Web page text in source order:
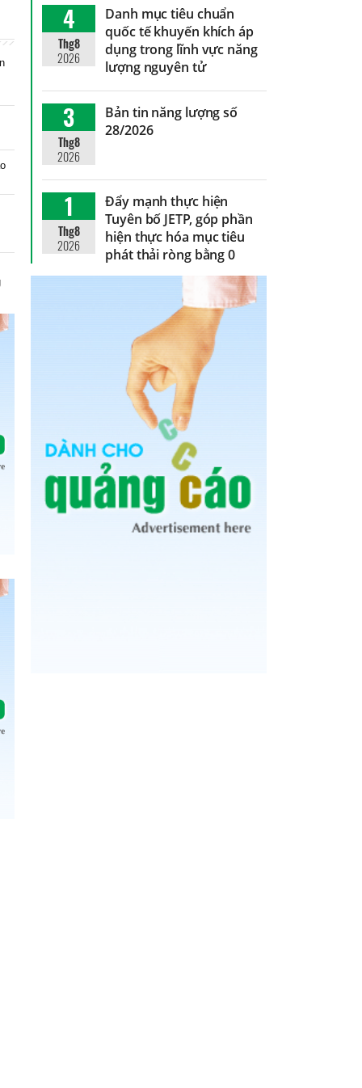
4
Thg8
2026
Danh mục tiêu chuẩn
quốc tế khuyến khích áp
dụng trong lĩnh vực năng
lượng nguyên tử
3
Thg8
2026
Bản tin năng lượng số
28/2026
1
Thg8
2026
Đẩy mạnh thực hiện
Tuyên bố JETP, góp phần
hiện thực hóa mục tiêu
phát thải ròng bằng 0